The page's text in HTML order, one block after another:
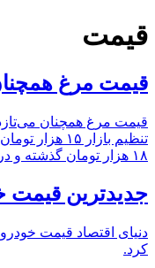
قیمت
قیمت مرغ
قیمت مرغ همچنان
تنظیم بازار
۱۸ هزار تومان گذشته و در
جدیدترین قیمت
دنیای اقتصاد قیمت
کرد.